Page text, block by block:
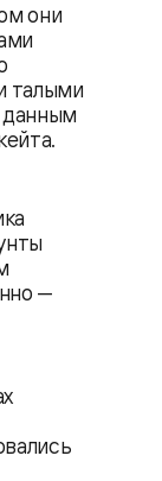
они
талыми
данным
—